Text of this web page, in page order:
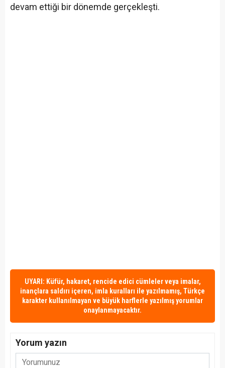
devam ettiği bir dönemde gerçekleşti.
UYARI: Küfür, hakaret, rencide edici cümleler veya imalar,
inançlara saldırı içeren, imla kuralları ile yazılmamış, Türkçe
karakter kullanılmayan ve büyük harflerle yazılmış yorumlar
onaylanmayacaktır.
Yorum yazın